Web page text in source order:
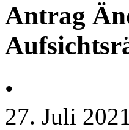
Antrag
•
27. Juli 2021